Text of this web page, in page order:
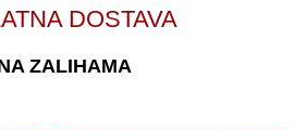
DOSTAVA
ZALIHAMA